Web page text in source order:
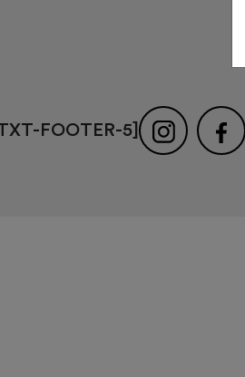
FOOTER-5]